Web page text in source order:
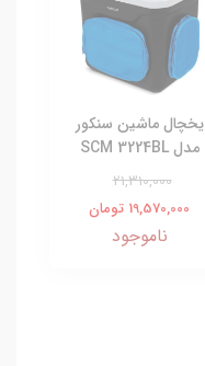
یخچال ماشین سنکور
مدل SCM 3224BL
21,310,000
19,570,000 تومان
ناموجود